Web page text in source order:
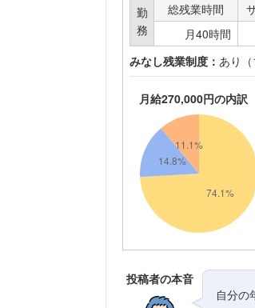
勤
務
総残業時間
月40時間
みなし残業制度： あり（
月給270,000円の内訳
投稿者の本音
自分の